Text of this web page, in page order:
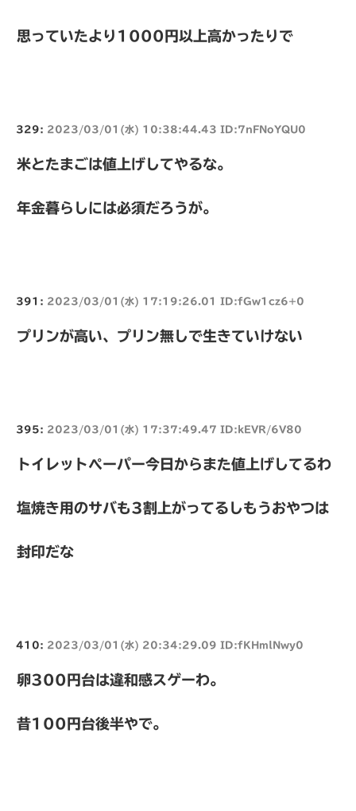
思っていたより1000円以上高かったりで
329: 2023/03/01(水) 10:38:44.43 ID:7nFNoYQU0
米とたまごは値上げしてやるな。
年金暮らしには必須だろうが。
391: 2023/03/01(水) 17:19:26.01 ID:fGw1cz6+0
プリンが高い、プリン無しで生きていけない
395: 2023/03/01(水) 17:37:49.47 ID:kEVR/6V80
トイレットペーパー今日からまた値上げしてるわ
塩焼き用のサバも3割上がってるしもうおやつは
封印だな
410: 2023/03/01(水) 20:34:29.09 ID:fKHmlNwy0
卵300円台は違和感スゲーわ。
昔100円台後半やで。